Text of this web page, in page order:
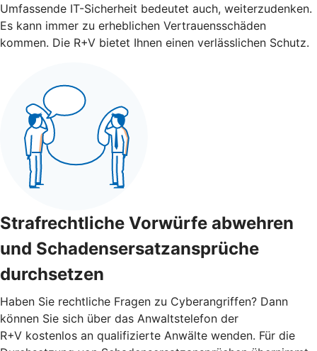
Umfassende IT-Sicherheit bedeutet auch, weiterzudenken.
Es kann immer zu erheblichen Vertrauensschäden
kommen. Die R+V bietet Ihnen einen verlässlichen Schutz.
Strafrechtliche Vorwürfe abwehren
und Schadensersatzansprüche
durchsetzen
Haben Sie rechtliche Fragen zu Cyberangriffen? Dann
können Sie sich über das Anwaltstelefon der
R+V kostenlos an qualifizierte Anwälte wenden. Für die